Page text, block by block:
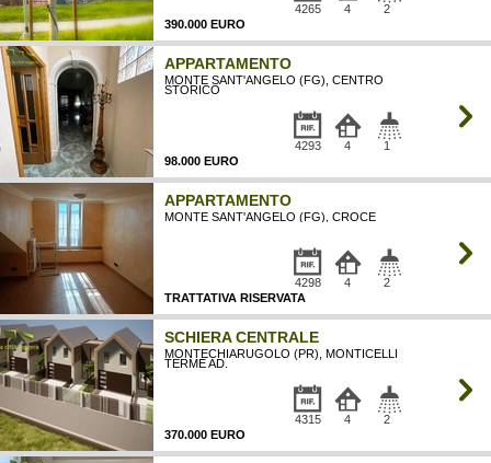
390.000 EURO
4265 4 2
APPARTAMENTO
MONTE SANT'ANGELO (FG), CENTRO
STORICO
98.000 EURO
4293 4 1
APPARTAMENTO
MONTE SANT'ANGELO (FG), CROCE
TRATTATIVA RISERVATA
4298 4 2
SCHIERA CENTRALE
MONTECHIARUGOLO (PR), MONTICELLI
TERME AD.
370.000 EURO
4315 4 2